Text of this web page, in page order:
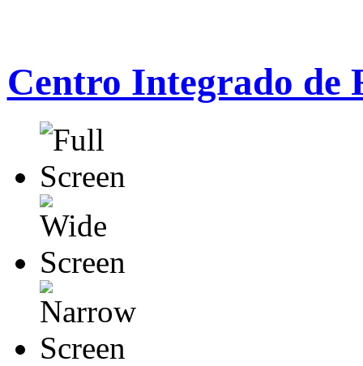
Centro Integrado de